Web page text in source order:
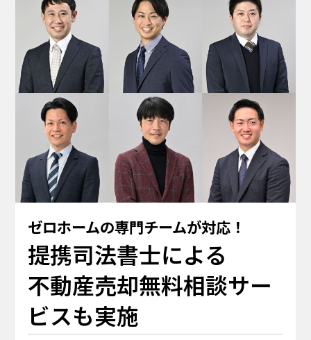
ゼロホームの専門チームが対応！
提携司法書士による
不動産売却無料相談サー
ビスも実施